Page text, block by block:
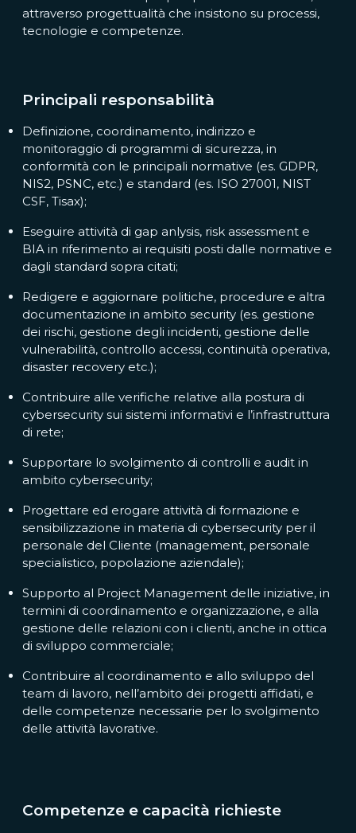
attraverso progettualità che insistono su processi,
tecnologie e competenze.
Principali responsabilità
Definizione, coordinamento, indirizzo e
monitoraggio di programmi di sicurezza, in
conformità con le principali normative (es. GDPR,
NIS2, PSNC, etc.) e standard (es. ISO 27001, NIST
CSF, Tisax);
Eseguire attività di gap anlysis, risk assessment e
BIA in riferimento ai requisiti posti dalle normative e
dagli standard sopra citati;
Redigere e aggiornare politiche, procedure e altra
documentazione in ambito security (es. gestione
dei rischi, gestione degli incidenti, gestione delle
vulnerabilità, controllo accessi, continuità operativa,
disaster recovery etc.);
Contribuire alle verifiche relative alla postura di
cybersecurity sui sistemi informativi e l’infrastruttura
di rete;
Supportare lo svolgimento di controlli e audit in
ambito cybersecurity;
Progettare ed erogare attività di formazione e
sensibilizzazione in materia di cybersecurity per il
personale del Cliente (management, personale
specialistico, popolazione aziendale);
Supporto al Project Management delle iniziative, in
termini di coordinamento e organizzazione, e alla
gestione delle relazioni con i clienti, anche in ottica
di sviluppo commerciale;
Contribuire al coordinamento e allo sviluppo del
team di lavoro, nell’ambito dei progetti affidati, e
delle competenze necessarie per lo svolgimento
delle attività lavorative.
Competenze e capacità richieste